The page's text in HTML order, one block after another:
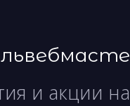
и акции